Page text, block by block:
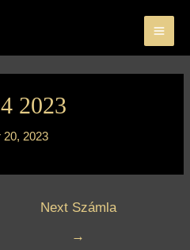
2023
20, 2023
Next Számla
→